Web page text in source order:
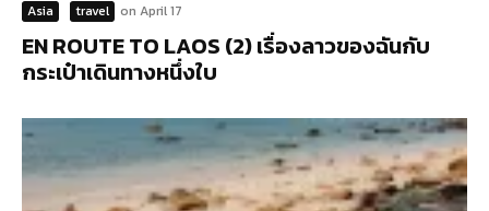
Asia travel on April 17
EN ROUTE TO LAOS (2) เรื่องลาวของฉันกับ
กระเป๋าเดินทางหนึ่งใบ